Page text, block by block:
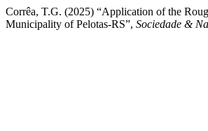
Corrêa, T.G. (2025) “Application of the
Municipality of Pelotas-RS”, Sociedade &